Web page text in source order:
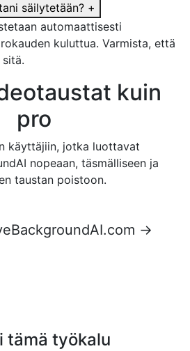
säilytetään? +
automaattisesti
kuluttua. Varmista, että
kuin
pro
käyttäjiin, jotka luottavat
nopeaan, täsmälliseen ja
taustan poistoon.
→
tämä työkalu